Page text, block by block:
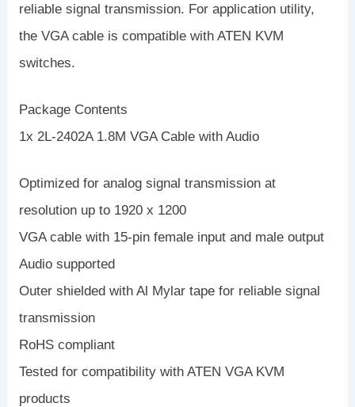
reliable signal transmission. For application utility,
the VGA cable is compatible with ATEN KVM
switches.
Package Contents
1x 2L-2402A 1.8M VGA Cable with Audio
Optimized for analog signal transmission at
resolution up to 1920 x 1200
VGA cable with 15-pin female input and male output
Audio supported
Outer shielded with Al Mylar tape for reliable signal
transmission
RoHS compliant
Tested for compatibility with ATEN VGA KVM
products